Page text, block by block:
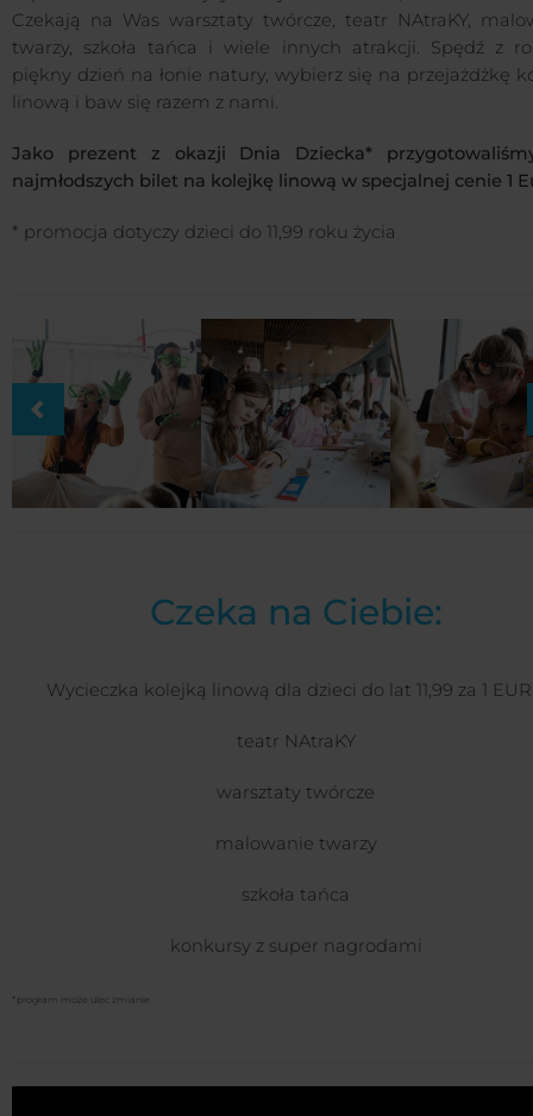
Czekają na Was warsztaty twórcze, teatr NAtraKY,
twarzy, szkoła tańca i wiele innych atrakcji. Spędź z
piękny dzień na łonie natury, wybierz się na przejażdżkę
linową i baw się razem z nami.
Jako prezent z okazji Dnia Dziecka*
najmłodszych bilet na kolejkę linową w specjalnej cenie 1
* promocja dotyczy dzieci do 11,99 roku życia
Czeka na Ciebie:
Wycieczka kolejką linową dla dzieci do lat 11,99 za 1
teatr NAtraKY
warsztaty twórcze
malowanie twarzy
szkoła tańca
konkursy z super nagrodami
*program może ulec zmianie